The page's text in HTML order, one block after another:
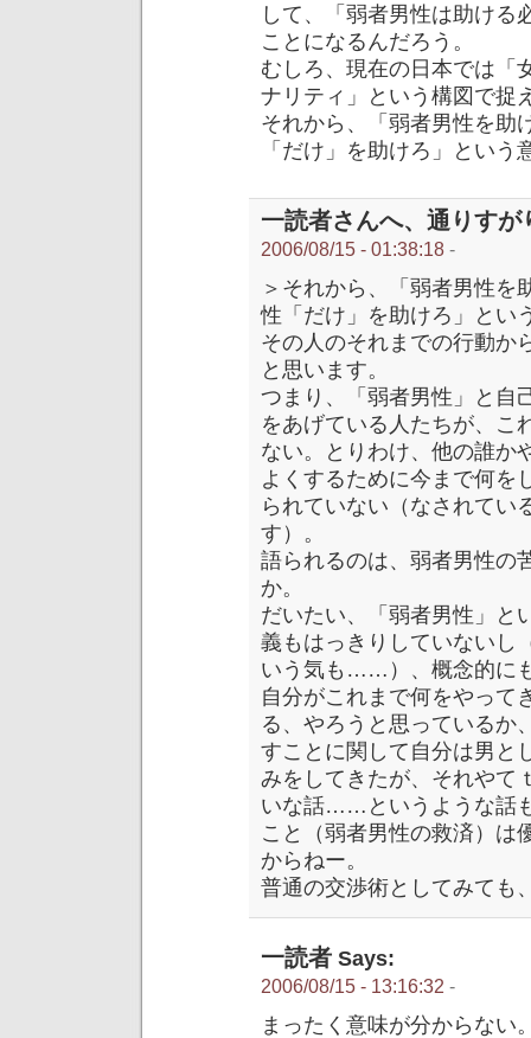
して、「弱者男性は助ける
ことになるんだろう。
むしろ、現在の日本では「
ナリティ」という構図で捉
それから、「弱者男性を助
「だけ」を助けろ」とい
一読者さんへ、通りすが
2006/08/15 - 01:38:18 -
＞それから、「弱者男性を
性「だけ」を助けろ」とい
その人のそれまでの行動か
と思います。
つまり、「弱者男性」と自
をあげている人たちが、こ
ない。とりわけ、他の誰か
よくするために今まで何を
られていない（なされてい
す）。
語られるのは、弱者男性の
か。
だいたい、「弱者男性」と
義もはっきりしていないし
いう気も……）、概念的に
自分がこれまで何をやって
る、やろうと思っている
すことに関して自分は男と
みをしてきたが、それやて
いな話……というような話
こと（弱者男性の救済）は
からねー。
普通の交渉術としてみても
一読者 Says:
2006/08/15 - 13:16:32 -
まったく意味が分からない